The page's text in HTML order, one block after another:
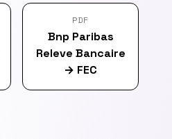
PDF
Bnp Paribas
Releve Bancaire
→ FEC